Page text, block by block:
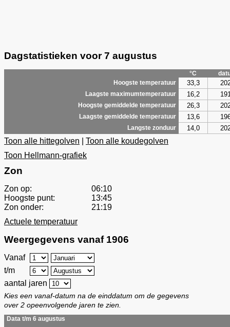
Dagstatistieken voor 7 augustus
°C
Hoogste temperatuur
33,3
Laagste maximumtemperatuur 16,2
Hoogste gemiddelde temperatuur 26,3
Laagste gemiddelde temperatuur 13,6
Langste zonduur 14,0
Toon alle hittegolven
Toon alle koudegolven
Toon Hellmann-grafiek
Zon
Zon op:
06:10
Hoogste punt:
13:45
Zon onder:
21:19
Actuele temperatuur
Weergegevens vanaf 1906
Vanaf
t/m
aantal jaren
Kies een vanaf-datum na de einddatum om de gegevens
over 2 opeenvolgende jaren te zien.
Data t/m 6 augustus